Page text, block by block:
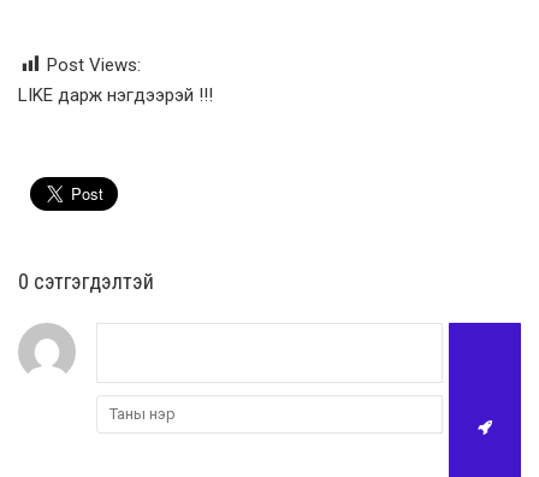
Post Views:
LIKE дарж нэгдээрэй !!!
0 cэтгэгдэлтэй